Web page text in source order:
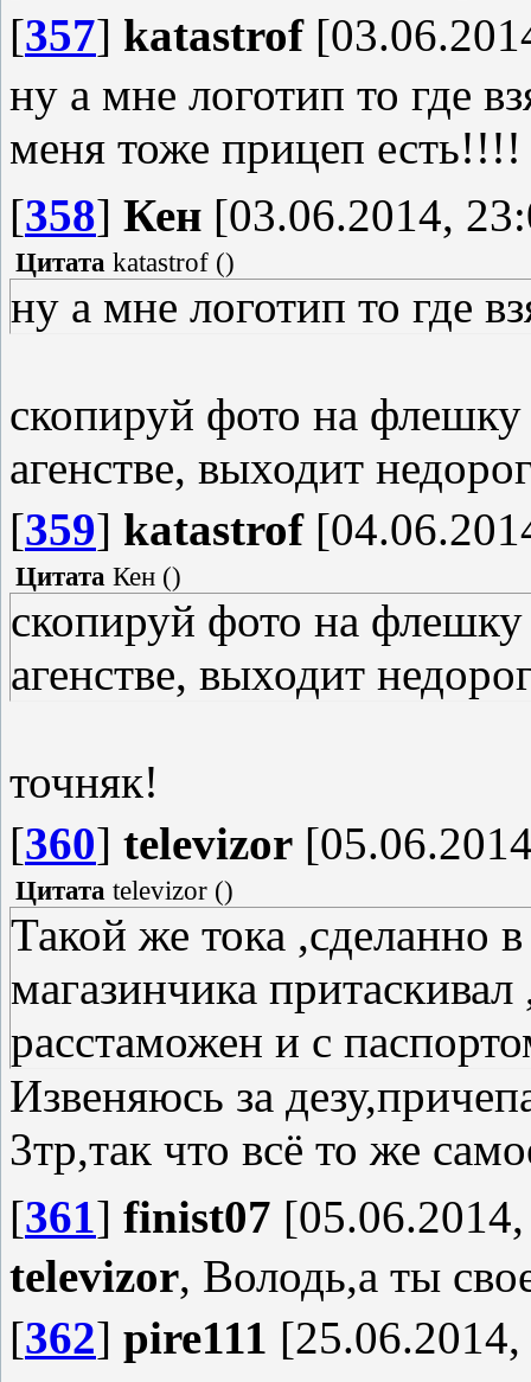
[357] katastrof
ну а мне логотип то где
меня тоже прицеп
[358] Кен [03.06.2014,
Цитата katastrof ()
ну а мне логотип то где
скопируй фото на
агенстве, выходит
[359] katastrof
Цитата Кен ()
скопируй фото на
агенстве, выходит
точняк!
[360] televizor
Цитата televizor ()
Такой же тока ,сделанно
магазинчика
расстаможен и с
Извеняюсь за
3тр,так что всё то же
[361] finist07
televizor, Володь,а ты
[362] pire111